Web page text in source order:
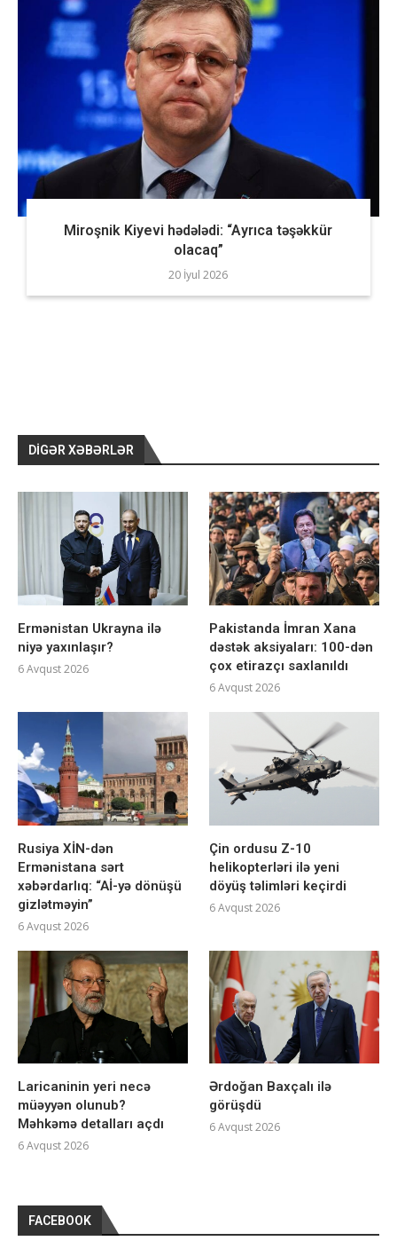
Miroşnik Kiyevi hədələdi: “Ayrıca təşəkkür
olacaq”
20 İyul 2026
DIGƏR XƏBƏRLƏR
Ermənistan Ukrayna ilə
niyə yaxınlaşır?
6 Avqust 2026
Pakistanda İmran Xana
dəstək aksiyaları: 100-dən
çox etirazçı saxlanıldı
6 Avqust 2026
Rusiya XİN-dən
Ermənistana sərt
xəbərdarlıq: “Aİ-yə dönüşü
gizlətməyin”
6 Avqust 2026
Çin ordusu Z-10
helikopterləri ilə yeni
döyüş təlimləri keçirdi
6 Avqust 2026
Laricaninin yeri necə
müəyyən olunub?
Məhkəmə detalları açdı
6 Avqust 2026
Ərdoğan Baxçalı ilə
görüşdü
6 Avqust 2026
FACEBOOK